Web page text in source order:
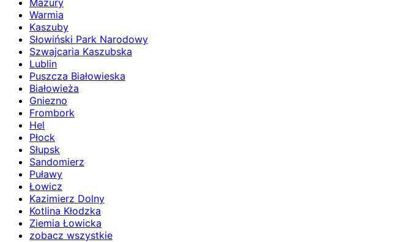
Warmia
Kaszuby
Słowiński Park Narodowy
Szwajcaria Kaszubska
Lublin
Puszcza Białowieska
Białowieża
Gniezno
Frombork
Hel
Płock
Słupsk
Sandomierz
Puławy
Łowicz
Kazimierz Dolny
Kotlina Kłodzka
Ziemia Łowicka
zobacz wszystkie